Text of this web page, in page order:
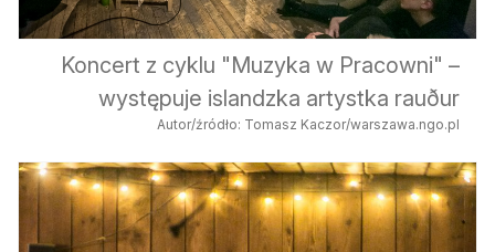
Koncert z cyklu "Muzyka w Pracowni" –
występuje islandzka artystka rauður
Autor/źródło: Tomasz Kaczor/warszawa.ngo.pl